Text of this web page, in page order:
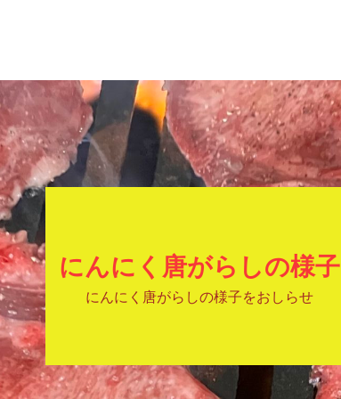
にんにく唐がらしの様子
にんにく唐がらしの様子をおしらせ